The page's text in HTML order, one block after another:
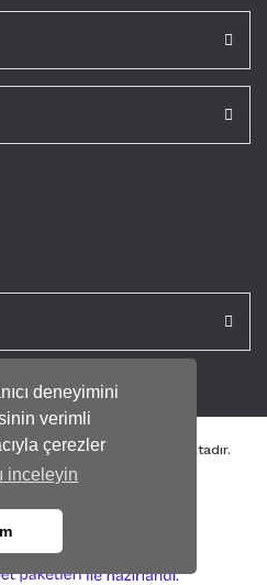
deneyimini
verimli
çerezler
inceleyin
SSL Sertifikası ile korunmaktadır.
e- ile